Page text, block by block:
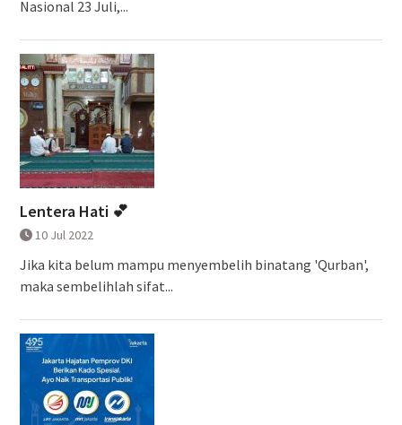
Nasional 23 Juli,...
Lentera Hati 💕
10 Jul 2022
Jika kita belum mampu menyembelih binatang 'Qurban',
maka sembelihlah sifat...